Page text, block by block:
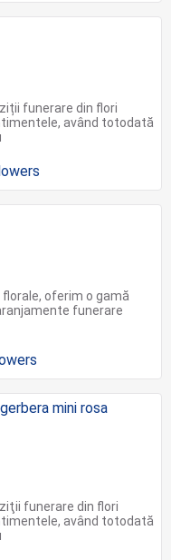
funerare din flori
având totodată
oferim o gamă
funerare
funerare din flori
având totodată